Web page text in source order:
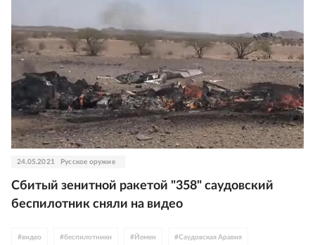
24.05.2021 Русское оружие
Сбитый зенитной ракетой "358" саудовский
беспилотник сняли на видео
#видео #беспилотники # Йемен #Саудовская Аравия